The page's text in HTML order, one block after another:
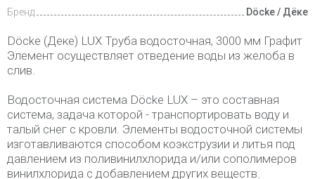
Бренд
Döcke / Дёке
Döcke (Деке) LUX Труба водосточная, 3000 мм Графит
Элемент осуществляет отведение воды из желоба в
слив.
Водосточная система Döcke LUX – это составная
система, задача которой - транспортировать воду и
талый снег с кровли. Элементы водосточной системы
изготавливаются способом коэкструзии и литья под
давлением из поливинилхлорида и/или сополимеров
винилхлорида с добавлением других веществ.